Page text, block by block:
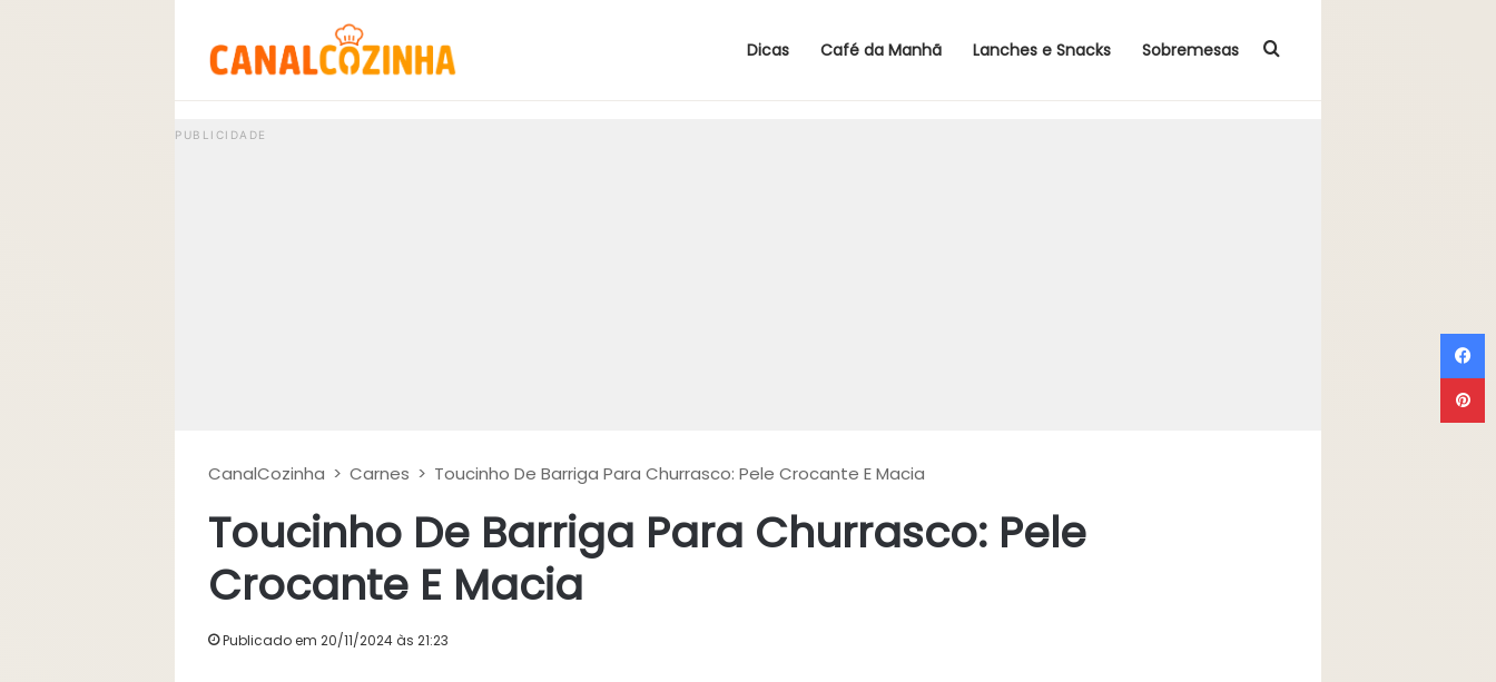
Dicas Café da Manhã Lanches e Snacks Sobremesas Procurar por
CanalCozinha > Carnes > Toucinho De Barriga Para Churrasco: Pele Crocante E Macia
Toucinho De Barriga Para Churrasco: Pele
Crocante E Macia
Publicado em 20/11/2024 às 21:23